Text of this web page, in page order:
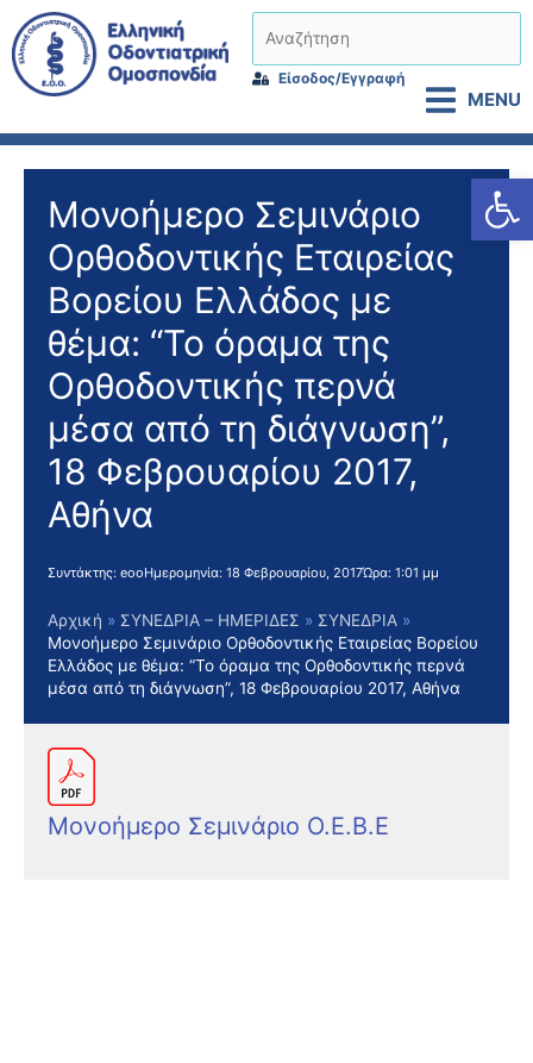
Μετάβαση
στο
περιεχόμενο
Είσοδος/Εγγραφή
MENU
Μονοήμερο Σεμινάριο
Ορθοδοντικής Εταιρείας
Βορείου Ελλάδος με
θέμα: “Το όραμα της
Ορθοδοντικής περνά
μέσα από τη διάγνωση”,
18 Φεβρουαρίου 2017,
Αθήνα
Συντάκτης: eooΗμερομηνία: 18 Φεβρουαρίου, 2017Ώρα: 1:01 μμ
Αρχική ΣΥΝΕΔΡΙΑ – ΗΜΕΡΙΔΕΣ
ΣΥΝΕΔΡΙΑ
Μονοήμερο Σεμινάριο Ορθοδοντικής Εταιρείας Βορείου
Ελλάδος με θέμα: “Το όραμα της Ορθοδοντικής περνά
μέσα από τη διάγνωση”, 18 Φεβρουαρίου 2017, Αθήνα
Μονοήμερο Σεμινάριο Ο.Ε.Β.Ε